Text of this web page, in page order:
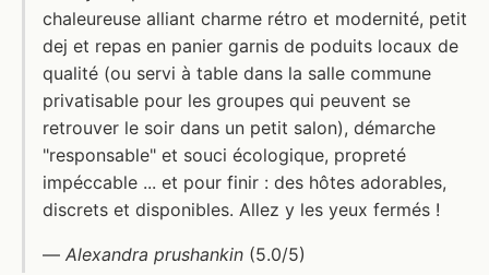
chaleureuse alliant charme rétro et modernité, petit
dej et repas en panier garnis de poduits locaux de
qualité (ou servi à table dans la salle commune
privatisable pour les groupes qui peuvent se
retrouver le soir dans un petit salon), démarche
"responsable" et souci écologique, propreté
impéccable ... et pour finir : des hôtes adorables,
discrets et disponibles. Allez y les yeux fermés !
— Alexandra prushankin (5.0/5)